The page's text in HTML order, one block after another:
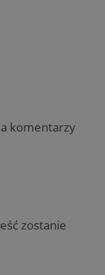
komentarzy
zostanie